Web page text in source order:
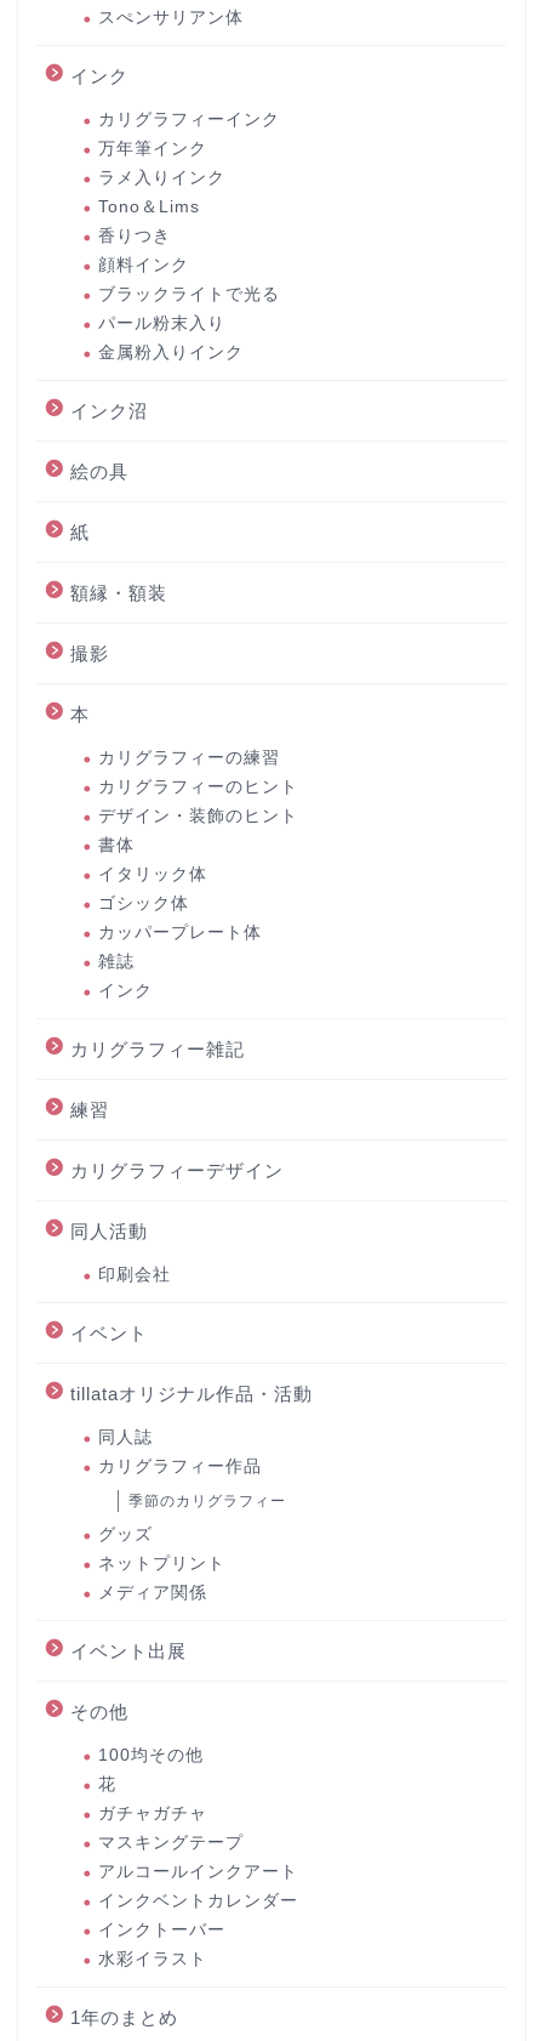
スぺンサリアン体
インク
カリグラフィーインク
万年筆インク
ラメ入りインク
Tono＆Lims
香りつき
顔料インク
ブラックライトで光る
パール粉末入り
金属粉入りインク
インク沼
絵の具
紙
額縁・額装
撮影
本
カリグラフィーの練習
カリグラフィーのヒント
デザイン・装飾のヒント
書体
イタリック体
ゴシック体
カッパープレート体
雑誌
インク
カリグラフィー雑記
練習
カリグラフィーデザイン
同人活動
印刷会社
イベント
tillataオリジナル作品・活動
同人誌
カリグラフィー作品
季節のカリグラフィー
グッズ
ネットプリント
メディア関係
イベント出展
その他
100均その他
花
ガチャガチャ
マスキングテープ
アルコールインクアート
インクベントカレンダー
インクトーバー
水彩イラスト
1年のまとめ